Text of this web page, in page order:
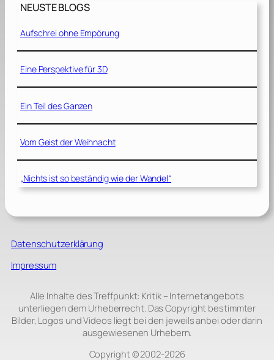
NEUSTE BLOGS
Aufschrei ohne Empörung
Eine Perspektive für 3D
Ein Teil des Ganzen
Vom Geist der Weihnacht
„Nichts ist so beständig wie der Wandel“
Datenschutzerklärung
Impressum
Alle Inhalte des Treffpunkt: Kritik – Internetangebots
unterliegen dem Urheberrecht. Das Copyright bestimmter
Bilder, Logos und Videos liegt bei den jeweils anbei oder darin
ausgewiesenen Urhebern.
Copyright © 2002‑2026